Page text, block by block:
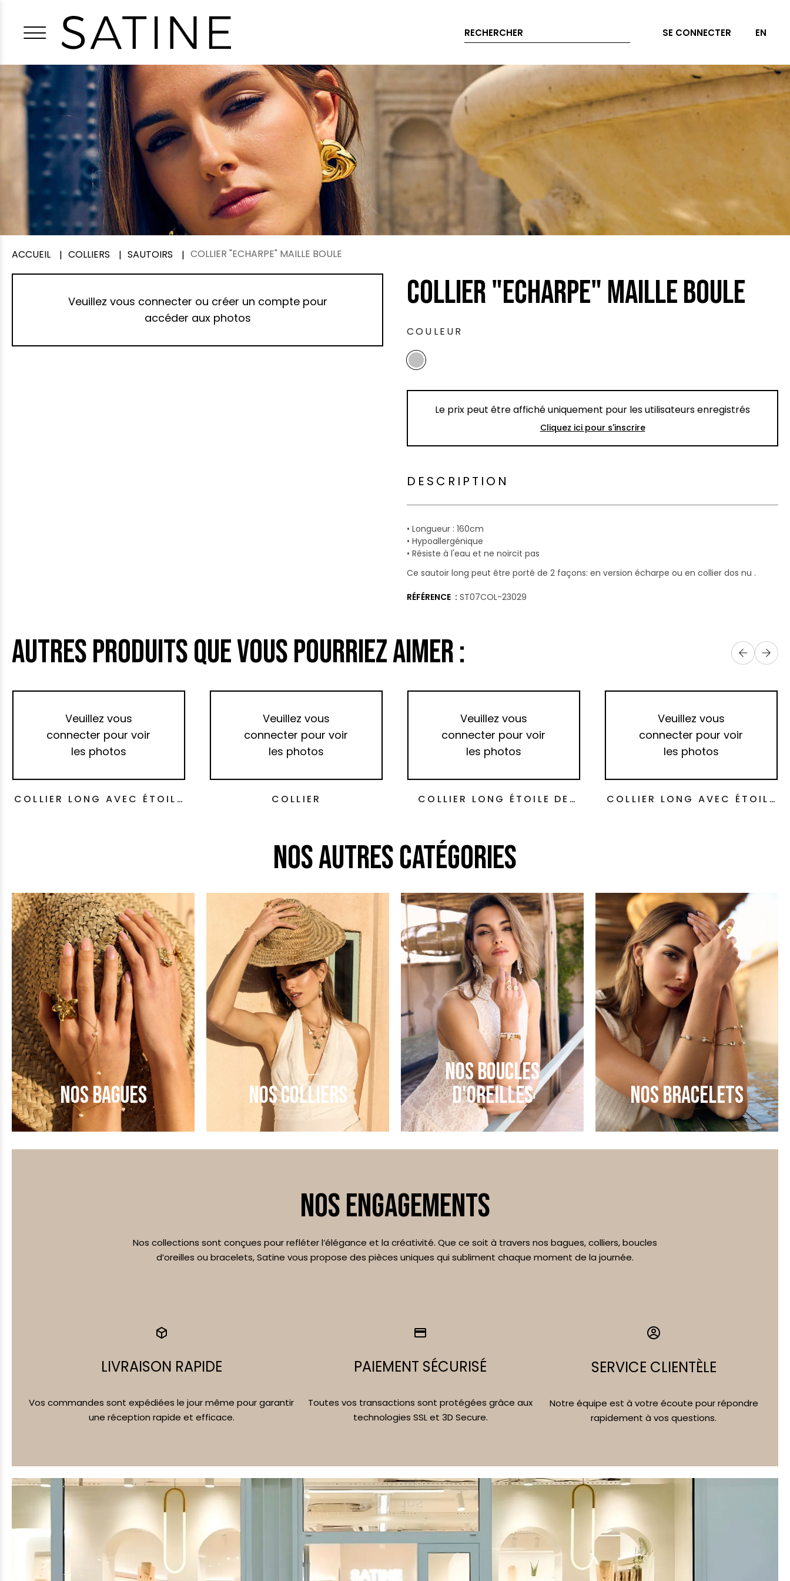
EN
SE CONNECTER
RECHERCHER
ACCUEIL COLLIERS SAUTOIRS COLLIER "ECHARPE" MAILLE BOULE
Veuillez vous connecter ou créer un compte pour
accéder aux photos
COLLIER "ECHARPE" MAILLE BOULE
COULEUR
Le prix peut être affiché uniquement pour les utilisateurs enregistrés
Cliquez ici pour s'inscrire
DESCRIPTION
• Longueur : 160cm
• Hypoallergénique
• Résiste à l'eau et ne noircit pas
Ce sautoir long peut être porté de 2 façons: en version écharpe ou en collier dos nu .
RÉFÉRENCE ST07COL-23029
AUTRES PRODUITS QUE VOUS POURRIEZ AIMER :
Veuillez vous
connecter pour voir
les photos
COLLIER LONG AVEC ÉTOILE
Veuillez vous
connecter pour voir
les photos
COLLIER
Veuillez vous
connecter pour voir
les photos
COLLIER LONG ÉTOILE DE
Veuillez vous
connecter pour voir
les photos
COLLIER LONG AVEC ÉTOILE
NOS AUTRES CATÉGORIES
NOS BAGUES NOS COLLIERS
NOS BOUCLES
D'OREILLES
NOS BRACELETS
NOS ENGAGEMENTS
Nos collections sont conçues pour refléter l’élégance et la créativité. Que ce soit à travers nos bagues, colliers, boucles
d’oreilles ou bracelets, Satine vous propose des pièces uniques qui subliment chaque moment de la journée.
LIVRAISON RAPIDE
Vos commandes sont expédiées le jour même pour garantir
une réception rapide et efficace.
PAIEMENT SÉCURISÉ
Toutes vos transactions sont protégées grâce aux
technologies SSL et 3D Secure.
SERVICE CLIENTÈLE
Notre équipe est à votre écoute pour répondre
rapidement à vos questions.